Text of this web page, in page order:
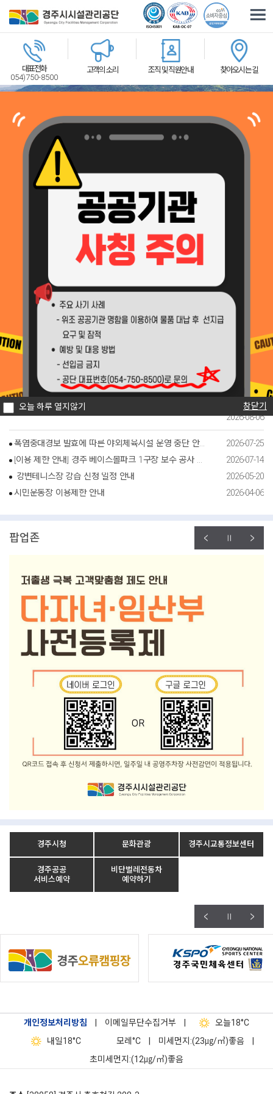
관광휴양
대표전화
054)750-8500
고객의 소리 조직 및 직원안내 찾아오시는 길
2026-07-31 경주시시설관리공단, 황남상가시장 문화관광형시장 육성사업단과 업무협약 체결
2026-07-31 경주시시설관리공단, 황남상가시장 문화관광형시장 육성사업단과 업무협약 체결
채용정보 입찰공고 공단소식
황성공원 궁도장 휴관 안내
황성공원 궁도장(호림정) 전 시설 휴관 안내 1. 휴관기간: 2026. 8. 15.(토)
~ 2026. 8. 20.(목) 6일간 2. 휴장시설: 황성공원 궁도장[호림정] 전 시설
3. 휴장사유: 궁도장 시설 보수 공사 시행 정비 후 쾌적한 환경으로 찾아뵙
2026-08-06
폭염중대경보 발효에 따른 야외체육시설 운영 중단 안내(2026.7.28. 13:10 해제 완료)
2026-07-25
[이용 제한 안내] 경주 베이스볼파크 1구장 보수 공사 안내
2026-07-14
강변테니스장 강습 신청 일정 안내
2026-05-20
시민운동장 이용제한 안내
2026-04-06
팝업존
경주시청 문화관광 경주시교통정보센터
경주공공
서비스예약
비단벌레전동차
예약하기
개인정보처리방침 이메일무단수집거부 오늘18°C
내일18°C 모레 °C 미세먼지:(23㎍/㎥)좋음
초미세먼지:(12㎍/㎥)좋음
오늘 하루 열지않기 창닫기